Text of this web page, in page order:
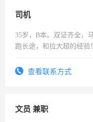
司机
35岁，B本。双证齐全，
跑长途，和拉大超的经验
查看联系方式
文员 兼职